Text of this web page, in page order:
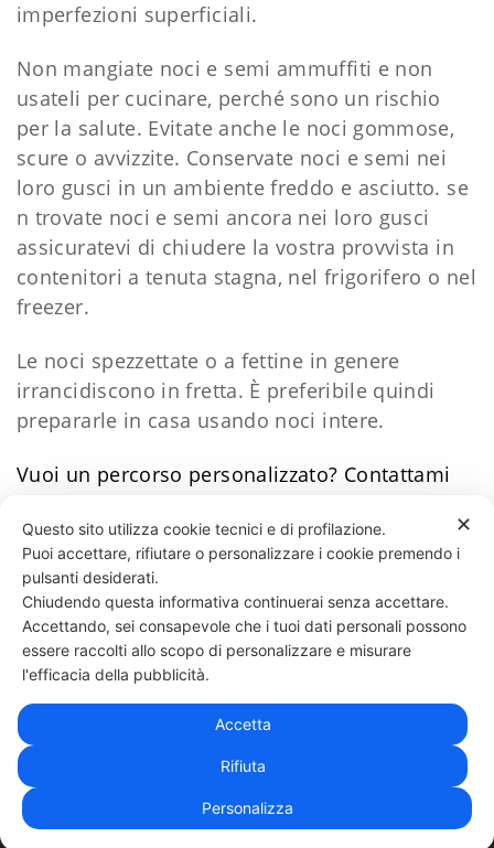
imperfezioni superficiali.
Non mangiate noci e semi ammuffiti e non
usateli per cucinare, perché sono un rischio
per la salute. Evitate anche le noci gommose,
scure o avvizzite. Conservate noci e semi nei
loro gusci in un ambiente freddo e asciutto. se
n trovate noci e semi ancora nei loro gusci
assicuratevi di chiudere la vostra provvista in
contenitori a tenuta stagna, nel frigorifero o nel
freezer.
Le noci spezzettate o a fettine in genere
irrancidiscono in fretta. È preferibile quindi
prepararle in casa usando noci intere.
Vuoi un percorso personalizzato? ​Contattami
77 LIKES
331 818 4777DANIELE ESPOSITO
| PRIVACY POLICY
✕
Questo sito utilizza cookie tecnici e di profilazione.
Puoi accettare, rifiutare o personalizzare i cookie premendo i
pulsanti desiderati.
Chiudendo questa informativa continuerai senza accettare.
Accettando, sei consapevole che i tuoi dati personali possono
essere raccolti allo scopo di personalizzare e misurare
l'efficacia della pubblicità.
Accetta
Rifiuta
Personalizza